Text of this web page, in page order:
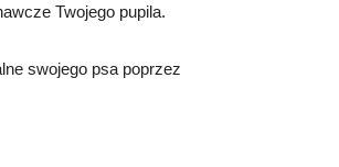
Twojego pupila.
swojego psa poprzez